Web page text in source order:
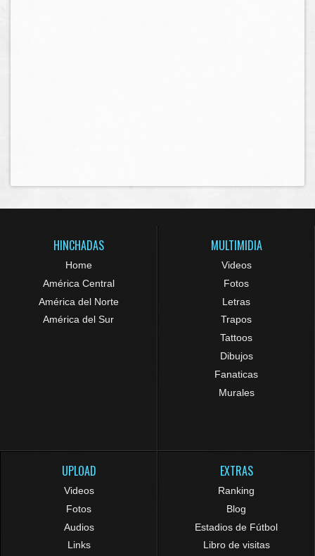
HINCHADAS
Home
América Central
América del Norte
América del Sur
MULTIMIDIA
Videos
Fotos
Letras
Trapos
Tattoos
Dibujos
Fanaticas
Murales
UPLOAD
Videos
Fotos
Audios
Links
EXTRAS
Ranking
Blog
Estadios de Fútbol
Libro de visitas